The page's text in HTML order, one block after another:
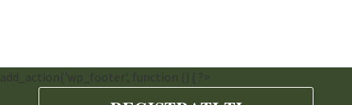
add_action('wp_footer', function () { ?>